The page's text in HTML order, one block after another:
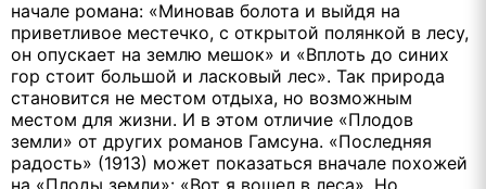
начале романа: «Миновав болота и выйдя на
приветливое местечко, с открытой полянкой в лесу,
он опускает на землю мешок» и «Вплоть до синих
гор стоит большой и ласковый лес». Так природа
становится не местом отдыха, но возможным
местом для жизни. И в этом отличие «Плодов
земли» от других романов Гамсуна. «Последняя
радость» (1913) может показаться вначале похожей
на «Плоды земли»: «Вот я вошел в леса». Но